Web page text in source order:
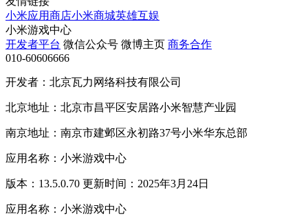
小米应用商店小米商城英雄互娱
小米游戏中心
开发者平台 微信公众号 微博主页 商务合作
010-60606666
开发者：北京瓦力网络科技有限公司
北京地址：北京市昌平区安居路小米智慧产业园
南京地址：南京市建邺区永初路37号小米华东总部
应用名称：小米游戏中心
版本：13.5.0.70 更新时间：2025年3月24日
应用名称：小米游戏中心